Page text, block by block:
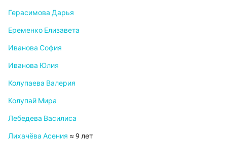
Герасимова Дарья
Еременко Елизавета
Иванова София
Иванова Юлия
Колупаева Валерия
Колупай Мира
Лебедева Василиса
Лихачёва Асения ≈ 9 лет